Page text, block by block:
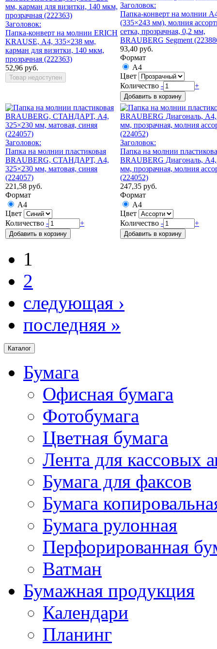
Заголовок:
Папка-конверт на молнии ERICH
KRAUSE, А4, 335×238 мм,
карман для визитки, 140 мкм,
прозрачная (222363)
52,96 руб.
Заголовок:
Папка-конверт на молнии
(335×243 мм), молния
сетка, прозрачная, 0,2 мм,
BRAUBERG Segment
93,40 руб.
Формат
А4
Цвет
Количество - +
Заголовок:
Папка на молнии пластиковая
BRAUBERG, СТАНДАРТ, А4,
325×230 мм, матовая, синяя
(224057)
221,58 руб.
Формат
А4
Цвет
Количество - +
Заголовок:
Папка на молнии
BRAUBERG Диагональ,
мм, прозрачная, молния
(224052)
247,35 руб.
Формат
А4
Цвет
Количество - +
1
2
следующая ›
последняя »
Каталог
Бумага
Офисная бумага
Фотобумага
Цветная бумага
Лента для кассовых
Бумага для факсов
Бумага
Бумага рулонная
Перфорированная
Ватман
Бумажная продукция
Календари
Планинг